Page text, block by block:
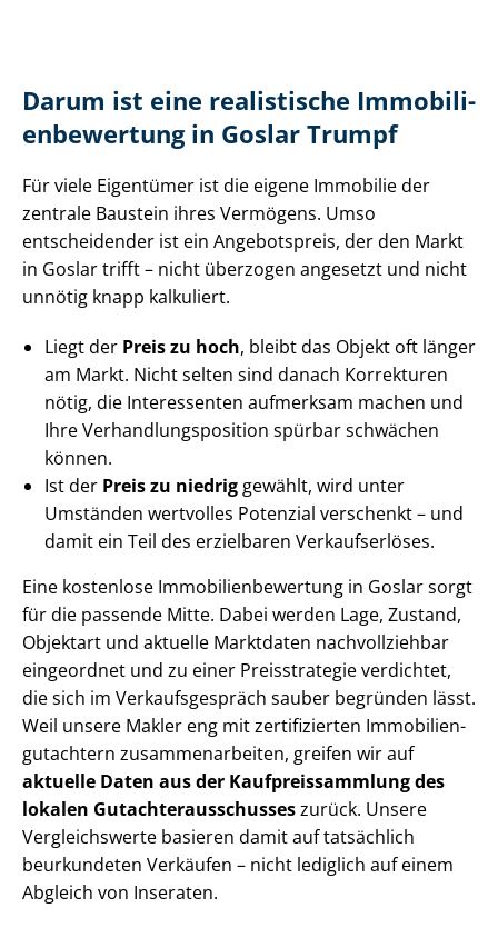
Darum ist eine realistische Im­mo­bi­li­
en­be­wer­tung in Goslar Trumpf
Für viele Eigentümer ist die eigene Immobilie der
zentrale Baustein ihres Vermögens. Umso
entscheidender ist ein Angebotspreis, der den Markt
in Goslar trifft – nicht überzogen angesetzt und nicht
unnötig knapp kalkuliert.
Liegt der Preis zu hoch, bleibt das Objekt oft länger
am Markt. Nicht selten sind danach Korrekturen
nötig, die Interessenten aufmerksam machen und
Ihre Ver­hand­lungs­po­si­ti­on spürbar schwächen
können.
Ist der Preis zu niedrig gewählt, wird unter
Umständen wertvolles Potenzial verschenkt – und
damit ein Teil des erzielbaren Verkaufserlöses.
Eine kostenlose Im­mo­bi­li­en­be­wer­tung in Goslar sorgt
für die passende Mitte. Dabei werden Lage, Zustand,
Objektart und aktuelle Marktdaten nachvollziehbar
eingeordnet und zu einer Preisstrategie verdichtet,
die sich im Ver­kaufs­ge­spräch sauber begründen lässt.
Weil unsere Makler eng mit zertifizierten Im­mo­bi­li­en­
gut­ach­tern zu­sam­men­ar­bei­ten, greifen wir auf
aktuelle Daten aus der Kauf­preis­samm­lung des
lokalen Gut­ach­ter­aus­schus­seszurück. Unsere
Vergleichswerte basieren damit auf tatsächlich
beurkundeten Verkäufen – nicht lediglich auf einem
Abgleich von Inseraten.